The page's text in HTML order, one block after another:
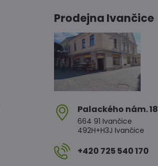
Prodejna Ivančice
Palackého nám​. 18
664 91 Ivančice
492H+H3J Ivančice
+420 725 540 170